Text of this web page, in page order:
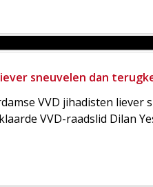
sneuvelen dan
VVD jihadisten liever
VVD-raadslid Dilan